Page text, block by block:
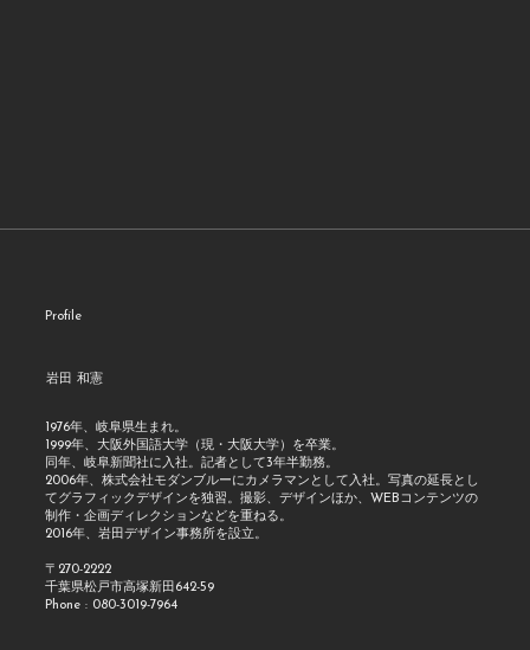
Profile
岩田 和憲
1976年、岐阜県生まれ。
1999年、大阪外国語大学（現・大阪大学）を卒業。
同年、岐阜新聞社に入社。記者として3年半勤務。
2006年、株式会社モダンブルーにカメラマンとして入社。写真の延長とし
てグラフィックデザインを独習。撮影、デザインほか、WEBコンテンツの
制作・企画ディレクションなどを重ねる。
2016年、岩田デザイン事務所を設立。
〒270-2222
千葉県松戸市高塚新田642-59
Phone : 080-3019-7964